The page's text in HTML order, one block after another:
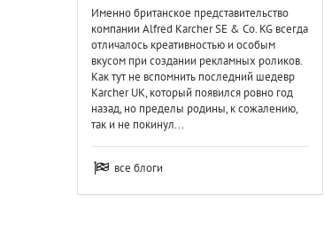
Именно британское представительство
компании Alfred Karcher SE & Co. KG всегда
отличалось креативностью и особым
вкусом при создании рекламных роликов.
Как тут не вспомнить последний шедевр
Karcher UK, который появился ровно год
назад, но пределы родины, к сожалению,
так и не покинул...
все блоги